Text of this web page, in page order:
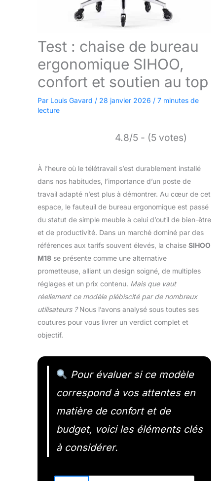
Test : chaise de bureau
ergonomique SIHOO,
confort et soutien au top
Par Louis Gavard / 28 janvier 2026 / 7 minutes de
lecture
4.8/5 - (5 votes)
À l’heure où le télétravail s’est durablement installé
dans nos habitudes, l’importance d’un poste de
travail adapté n’est plus à démontrer. Au cœur de cet
espace, le fauteuil de bureau ergonomique est passé
du statut de simple meuble à celui d’outil de bien-être
et de productivité. Dans un marché dominé par des
références aux tarifs souvent élevés, la chaise SIHOO
M18 se présente comme une alternative
prometteuse, alliant un design soigné, de multiples
réglages et un prix contenu. Mais que vaut
réellement ce modèle plébiscité par de nombreux
utilisateurs ?Nous l’avons analysé sous toutes ses
coutures pour vous livrer un verdict complet et
objectif.
Pour évaluer si ce modèle
correspond à vos attentes en
matière de confort et de
budget, voici les éléments clés
à considérer.